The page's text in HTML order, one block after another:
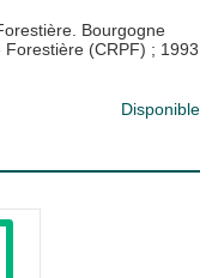
Bourgogne
(CRPF) ; 1993
Disponible